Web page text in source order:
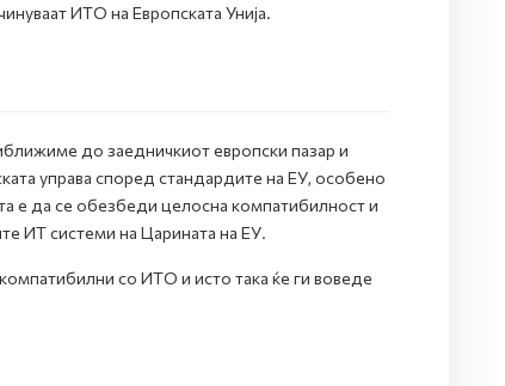
ИТО на Европската Унија.
до заедничкиот eвропски пазар и
управа според стандардите на ЕУ, особено
е да се обезбеди целосна компатибилност и
ИТ системи на Царината на ЕУ.
со ИТО и исто така ќе ги воведе